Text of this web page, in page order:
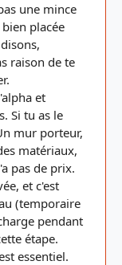
une mince
placée
raison de te
et
Si tu as le
mur porteur,
matériaux,
pas de prix.
et c'est
(temporaire
pendant
étape.
essentiel.